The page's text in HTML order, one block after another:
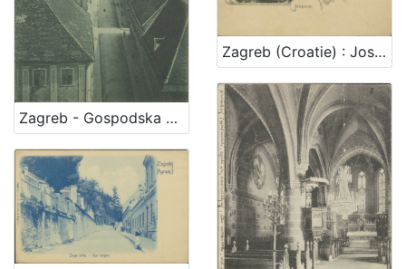
Zagreb - Gospodska ulica
Zagreb (Croatie) : Josipovac